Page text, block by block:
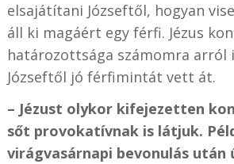
elsajátítani Józseftől, hogyan
áll ki magáért egy férfi. Jézus
határozottsága számomra arról
Józseftől jó férfimintát vett át.
– Jézust olykor kifejezetten
sőt provokatívnak is látjuk.
virágvasárnapi bevonulás után